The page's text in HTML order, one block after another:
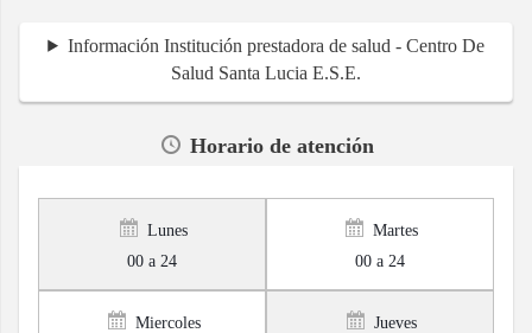
Información Institución prestadora de salud - Centro De
Salud Santa Lucia E.S.E.
Horario de atención
Lunes
00 a 24
Martes
00 a 24
Miercoles
Jueves